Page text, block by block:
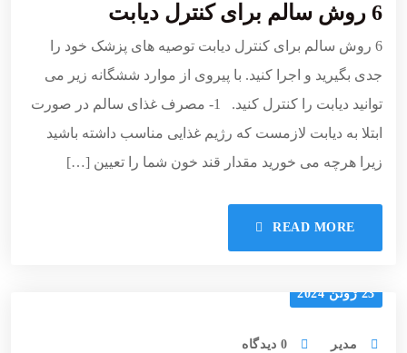
6 روش سالم برای کنترل دیابت
6 روش سالم برای کنترل دیابت توصیه های پزشک خود را
جدی بگیرید و اجرا کنید. با پیروی از موارد ششگانه زیر می
توانید دیابت را کنترل کنید. 1- مصرف غذای سالم در صورت
ابتلا به دیابت لازمست که رژیم غذایی مناسب داشته باشید
زیرا هرچه می خورید مقدار قند خون شما را تعیین […]
READ MORE
23 ژوئن 2024
مدیر 0 دیدگاه